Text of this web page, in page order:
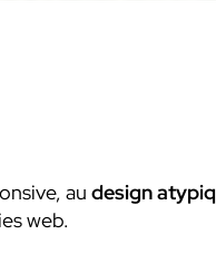
audesign
web.